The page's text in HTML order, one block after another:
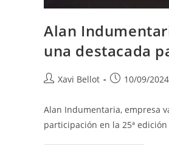
Alan
una destacada
Xavi Bellot 10/09/2024
Alan Indumentaria, empresa
participación en la 25ª